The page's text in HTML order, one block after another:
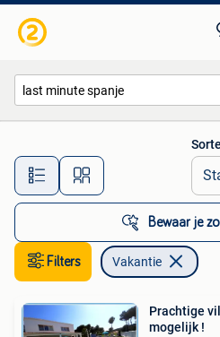
Alle
Bewaar je
Filters Vakantie
Prachtige
mogelijk !